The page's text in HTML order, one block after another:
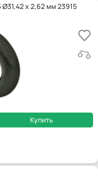
Ø31,42 x 2,62 мм 23915
Купить